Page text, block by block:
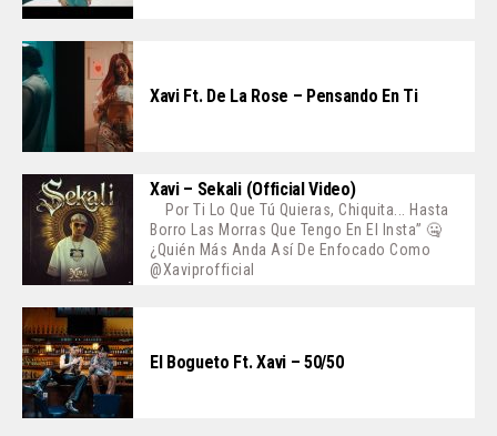
Xavi Ft. De La Rose – Pensando En Ti
Xavi – Sekali (Official Video)
Por Ti Lo Que Tú Quieras, Chiquita... Hasta
Borro Las Morras Que Tengo En El Insta” 🤐
¿Quién Más Anda Así De Enfocado Como
@xaviprofficial
El Bogueto Ft. Xavi – 50/50